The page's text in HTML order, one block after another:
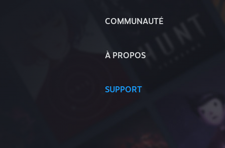
COMMUNAUTÉ
À PROPOS
SUPPORT